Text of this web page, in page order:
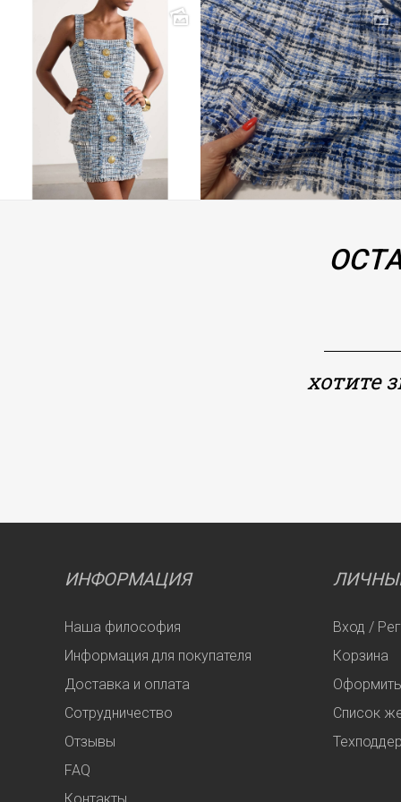
хотите
ИНФОРМАЦИЯ
Наша философия
Информация для покупателя
Доставка и оплата
Сотрудничество
Отзывы
FAQ
Вход /
Корзина
Список